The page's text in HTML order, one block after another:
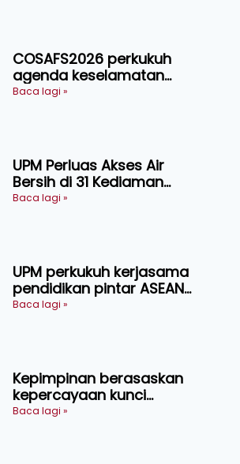
COSAFS2026 perkukuh
agenda keselamatan
makanan, AgriHub pacu
Baca lagi »
UPM Perluas Akses Air
Bersih di 31 Kediaman
Orang Asli Tasik Chini
Baca lagi »
UPM perkukuh kerjasama
pendidikan pintar ASEAN
menerusi lawatan rasmi ke
Baca lagi »
Kepimpinan berasaskan
kepercayaan kunci
kecemerlangan institusi -
Baca lagi »